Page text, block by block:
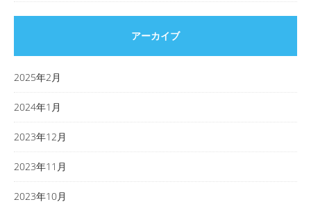
アーカイブ
2025年2月
2024年1月
2023年12月
2023年11月
2023年10月